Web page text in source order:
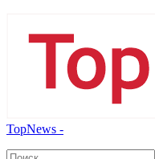
TopNews -